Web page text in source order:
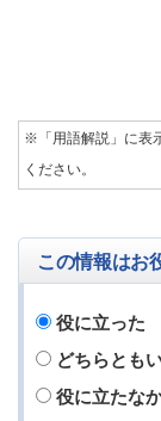
※「用語解説」に表
ください。
この情報はお
役に立った
どちらとも
役に立たな